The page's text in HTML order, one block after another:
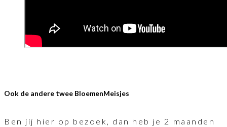
Ook de andere twee BloemenMeisjes
Ben jij hier op bezoek, dan heb je 2 maanden